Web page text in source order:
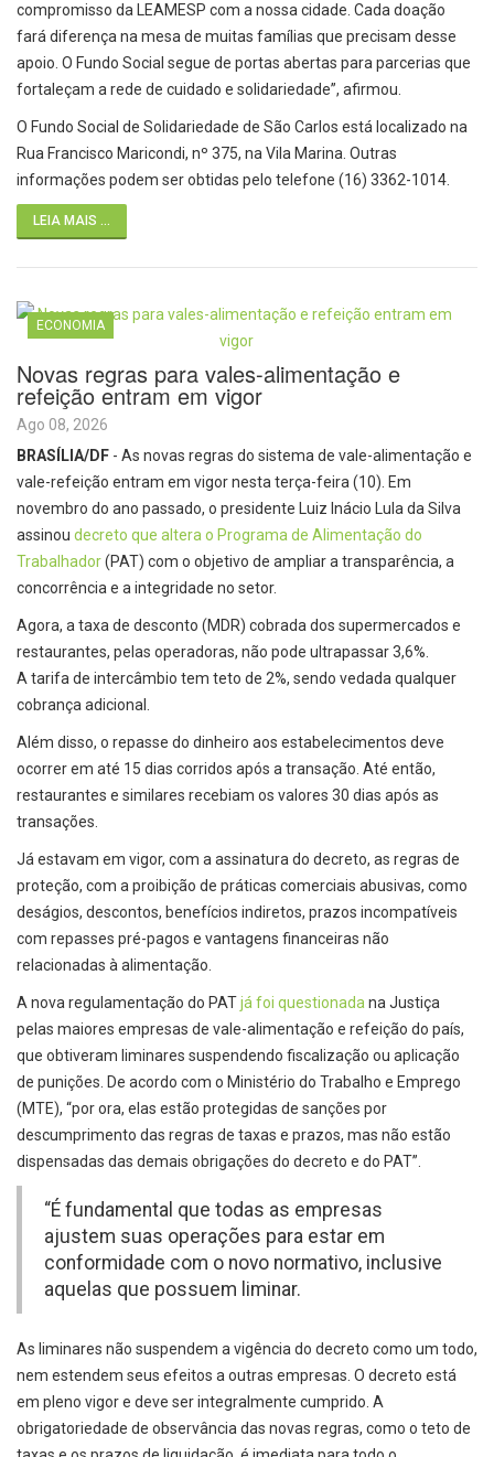
compromisso da LEAMESP com a nossa cidade. Cada doação
fará diferença na mesa de muitas famílias que precisam desse
apoio. O Fundo Social segue de portas abertas para parcerias que
fortaleçam a rede de cuidado e solidariedade”, afirmou.
O Fundo Social de Solidariedade de São Carlos está localizado na
Rua Francisco Maricondi, nº 375, na Vila Marina. Outras
informações podem ser obtidas pelo telefone (16) 3362-1014.
LEIA MAIS ...
ECONOMIA
Novas regras para vales-alimentação e
refeição entram em vigor
Ago 08, 2026
BRASÍLIA/DF - As novas regras do sistema de vale-alimentação e
vale-refeição entram em vigor nesta terça-feira (10). Em
novembro do ano passado, o presidente Luiz Inácio Lula da Silva
assinou decreto que altera o Programa de Alimentação do
Trabalhador(PAT) com o objetivo de ampliar a transparência, a
concorrência e a integridade no setor.
Agora, a taxa de desconto (MDR) cobrada dos supermercados e
restaurantes, pelas operadoras, não pode ultrapassar 3,6%.
A tarifa de intercâmbio tem teto de 2%, sendo vedada qualquer
cobrança adicional.
Além disso, o repasse do dinheiro aos estabelecimentos deve
ocorrer em até 15 dias corridos após a transação. Até então,
restaurantes e similares recebiam os valores 30 dias após as
transações.
Já estavam em vigor, com a assinatura do decreto, as regras de
proteção, com a proibição de práticas comerciais abusivas, como
deságios, descontos, benefícios indiretos, prazos incompatíveis
com repasses pré-pagos e vantagens financeiras não
relacionadas à alimentação.
A nova regulamentação do PATjá foi questionada na Justiça
pelas maiores empresas de vale-alimentação e refeição do país,
que obtiveram liminares suspendendo fiscalização ou aplicação
de punições. De acordo com o Ministério do Trabalho e Emprego
(MTE), “por ora, elas estão protegidas de sanções por
descumprimento das regras de taxas e prazos, mas não estão
dispensadas das demais obrigações do decreto e do PAT”.
“É fundamental que todas as empresas
ajustem suas operações para estar em
conformidade com o novo normativo, inclusive
aquelas que possuem liminar.
As liminares não suspendem a vigência do decreto como um todo,
nem estendem seus efeitos a outras empresas. O decreto está
em pleno vigor e deve ser integralmente cumprido. A
obrigatoriedade de observância das novas regras, como o teto de